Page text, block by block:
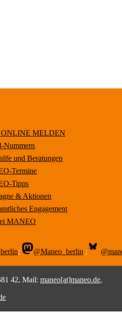
MELDEN
Nummern
und Beratungen
Termine
Tipps
& Aktionen
Engagement
MANEO
; @Maneo_berlin ;
42, Mail: maneo[at]maneo.de,